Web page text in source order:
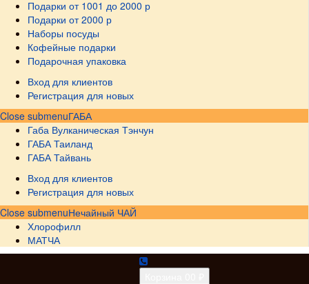
Подарки от 1001 до 2000 р
Подарки от 2000 р
Наборы посуды
Кофейные подарки
Подарочная упаковка
Вход для клиентов
Регистрация для новых
Close submenuГАБА
Габа Вулканическая Тэнчун
ГАБА Таиланд
ГАБА Тайвань
Вход для клиентов
Регистрация для новых
Close submenuНечайный ЧАЙ
Хлорофилл
МАТЧА